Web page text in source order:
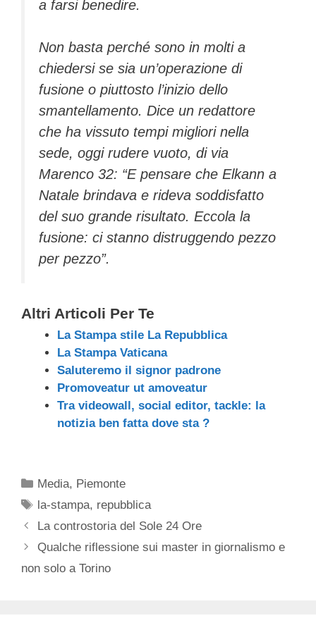
a farsi benedire.
Non basta perché sono in molti a
chiedersi se sia un’operazione di
fusione o piuttosto l’inizio dello
smantellamento. Dice un redattore
che ha vissuto tempi migliori nella
sede, oggi rudere vuoto, di via
Marenco 32: “E pensare che Elkann a
Natale brindava e rideva soddisfatto
del suo grande risultato. Eccola la
fusione: ci stanno distruggendo pezzo
per pezzo”.
Altri Articoli Per Te
La Stampa stile La Repubblica
La Stampa Vaticana
Saluteremo il signor padrone
Promoveatur ut amoveatur
Tra videowall, social editor, tackle: la
notizia ben fatta dove sta ?
Categorie
Media, Piemonte
Tag
la-stampa, repubblica
La controstoria del Sole 24 Ore
Qualche riflessione sui master in giornalismo e
non solo a Torino